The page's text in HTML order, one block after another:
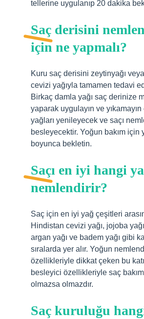
tellerine uygulanıp 20 dakika
Saç derisini
için ne yapmalı?
Kuru saç derisini zeytinyağı
cevizi yağıyla tamamen tedavi
Birkaç damla yağı saç derinize
yaparak uygulayın ve yıkamayın
yağları yenileyecek ve saçı
besleyecektir. Yoğun bakım için
boyunca bekletin.
Saçı en iyi hangi
nemlendirir?
Saç için en iyi yağ çeşitleri
Hindistan cevizi yağı, jojoba
argan yağı ve badem yağı gibi
sıralarda yer alır. Yoğun
özellikleriyle dikkat çeken bu
besleyici özellikleriyle saç
olmazsa olmazdır.
Saç kuruluğu